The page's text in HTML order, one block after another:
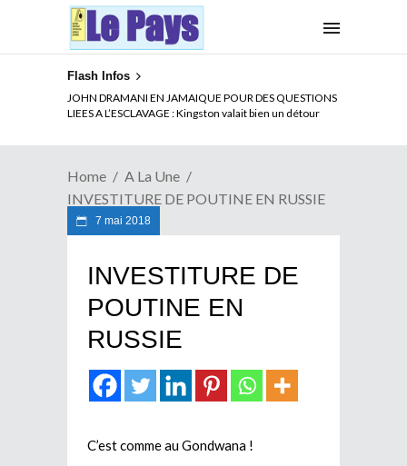
Flash Infos
JOHN DRAMANI EN JAMAIQUE POUR DES QUESTIONS
LIEES A L’ESCLAVAGE : Kingston valait bien un détour
ELECTION DE TALON A LA TETE DU SENAT BENINOIS :
Quand Patrice quitte le pouvoir sans partir !
Home
A La Une
INVESTITURE DE POUTINE EN RUSSIE
7 mai 2018
INVESTITURE DE
POUTINE EN
RUSSIE
C’est comme au Gondwana !